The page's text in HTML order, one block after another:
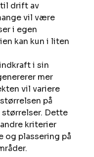
til drift av
vil være
i egen
kan kun i liten
i sin
mer
vil variere
på
Dette
kriterier
og plassering på